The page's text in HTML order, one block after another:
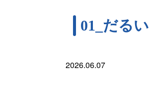
01_だるい
2026.06.07